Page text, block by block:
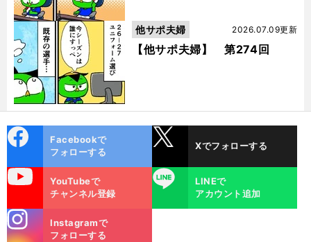
【他サポ夫婦】 第274回
2026.07.09更新
他サポ夫婦
ok
Facebookで
フォローする
Xでフォローする
YouTubeで
チャンネル登録
LINE
LINEで
アカウント追加
m
Instagramで
フォローする